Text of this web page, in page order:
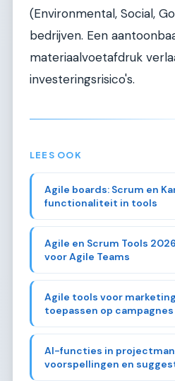
(Environmental, Social,
bedrijven. Een
materiaalvoetafdruk
investeringsrisico's.
LEES OOK
Agile boards: Scrum en
functionaliteit in tools
Agile en Scrum Tools
voor Agile Teams
Agile tools voor
toepassen op campagnes
AI-functies in
voorspellingen en